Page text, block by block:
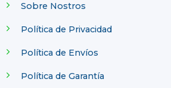
Sobre Nostros
Política de Privacidad
Política de Envíos
Política de Garantía